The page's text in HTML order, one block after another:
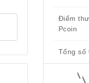
Điểm
Pcoin
Tổng số